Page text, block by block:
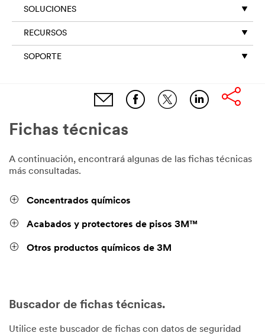
SOLUCIONES
RECURSOS
SOPORTE
Fichas técnicas
A continuación, encontrará algunas de las fichas técnicas
más consultadas.
Concentrados químicos
Acabados y protectores de pisos 3M™
Otros productos químicos de 3M
Buscador de fichas técnicas.
Utilice este buscador de fichas con datos de seguridad